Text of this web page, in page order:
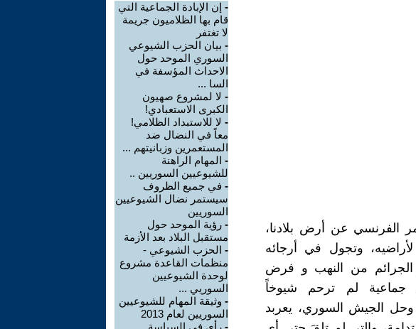
الفرنسي عن أرض بلادنا،
وتجول في أرجائه
الجرائم من النهب و فرض
جماعية لم ترحم شيوخاً
وحل الجيش السوري، يعربد
- إن الإبادة الجماعية التي
قام بها الظلاميون جريمة
لا تغتفر
- بيان الحزب الشيوعي
السوري الموحد حول
الاحداث المؤسفة في
السا ...
- لا لمشروع صهيون
الكبرى الاستعبادي!
- لا للاستبداد الظلامي!
معاً في النضال ضد
المستعمرين وزبانيتهم ...
- المهام الراهنة
للشيوعيين السوريين ..
- في جميع الظروف
سيستمر نضال الشيوعيين
السوريين
- رؤية الموحد حول
مستقبل البلاد بعد الأزمة
- الحزب الشيوعي -
منظمات القاعدة مشروع
لوحدة الشيوعيين
السوريي ...
- وثيقة المهام للشيوعيين
السوريين لعام 2013
- رأي في السياسة